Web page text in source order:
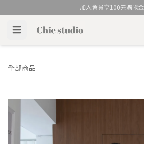
加入會員享100元購物金
全部商品